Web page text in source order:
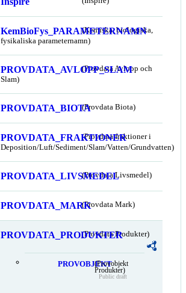
KemBioFys_PARAMETERNAMN
(Kemiska, biologiska,
fysikaliska parameternamn)
PROVDATA_AVLOPP_SLAM
(Provdata Avlopp och
Slam)
PROVDATA_BIOTA(Provdata Biota)
PROVDATA_FRAKTIONER
(Provdata fraktioner i
Deposition/Luft/Sediment/Slam/Vatten/Grundvatten)
PROVDATA_LIVSMEDEL
(Provdata Livsmedel)
PROVDATA_MARK(Provdata Mark)
PROVDATA_PRODUKTER
(Provdata Produkter)
PROVOBJEKT(Provobjekt
Produkter)
Public draft